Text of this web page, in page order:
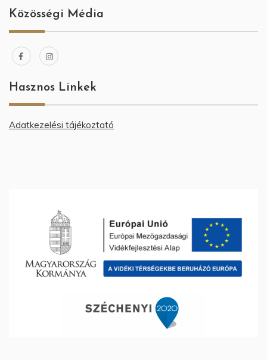
Közösségi Média
Hasznos Linkek
Adatkezelési tájékoztató